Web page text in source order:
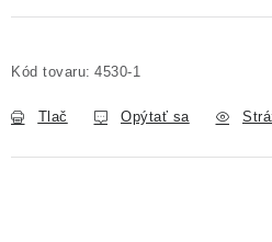
Kód tovaru: 4530-1
Tlač Opýtať sa